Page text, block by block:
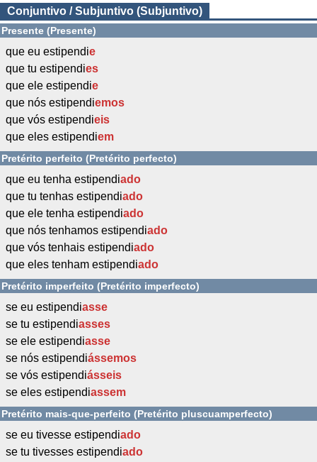
Conjuntivo / Subjuntivo (Subjuntivo)
Presente (Presente)
que eu estipendie
que tu estipendies
que ele estipendie
que nós estipendiemos
que vós estipendieis
que eles estipendiem
Pretérito perfeito (Pretérito perfecto)
que eu tenha estipendiado
que tu tenhas estipendiado
que ele tenha estipendiado
que nós tenhamos estipendiado
que vós tenhais estipendiado
que eles tenham estipendiado
Pretérito imperfeito (Pretérito imperfecto)
se eu estipendiasse
se tu estipendiasses
se ele estipendiasse
se nós estipendiássemos
se vós estipendiásseis
se eles estipendiassem
Pretérito mais-que-perfeito (Pretérito pluscuamperfecto)
se eu tivesse estipendiado
se tu tivesses estipendiado